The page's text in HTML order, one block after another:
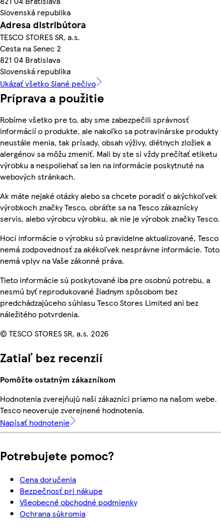
Slovenská republika
Adresa distribútora
TESCO STORES SR, a.s.
Cesta na Senec 2
821 04 Bratislava
Slovenská republika
Ukázať všetko Slané pečivo
Príprava a použitie
Robíme všetko pre to, aby sme zabezpečili správnosť
informácií o produkte, ale nakoľko sa potravinárske produkty
neustále menia, tak prísady, obsah výživy, diétnych zložiek a
alergénov sa môžu zmeniť. Mali by ste si vždy prečítať etiketu
výrobku a nespoliehať sa len na informácie poskytnuté na
webových stránkach.
Ak máte nejaké otázky alebo sa chcete poradiť o akýchkoľvek
výrobkoch značky Tesco, obráťte sa na Tesco zákaznícky
servis, alebo výrobcu výrobku, ak nie je výrobok značky Tesco.
Hoci informácie o výrobku sú pravidelne aktualizované, Tesco
nemá zodpovednosť za akékoľvek nesprávne informácie. Toto
nemá vplyv na Vaše zákonné práva.
Tieto informácie sú poskytované iba pre osobnú potrebu, a
nesmú byť reprodukované žiadnym spôsobom bez
predchádzajúceho súhlasu Tesco Stores Limited ani bez
náležitého potvrdenia.
© TESCO STORES SR, a.s. 2026
Zatiaľ bez recenzií
Pomôžte ostatným zákazníkom
Hodnotenia zverejňujú naši zákazníci priamo na našom webe.
Tesco neoveruje zverejnené hodnotenia.
Napísať hodnotenie
Potrebujete pomoc?
Cena doručenia
Bezpečnosť pri nákupe
Všeobecné obchodné podmienky
Ochrana súkromia